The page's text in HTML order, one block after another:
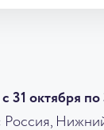
31 октября по
Россия,